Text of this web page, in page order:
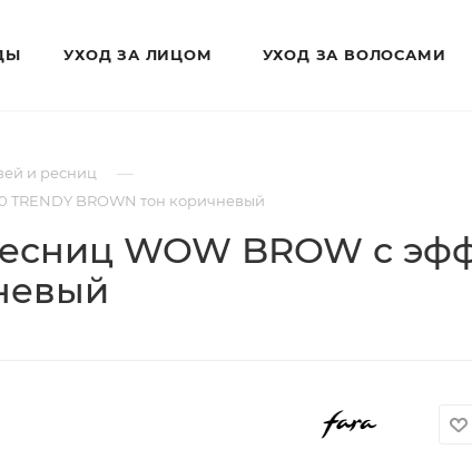
УХОД ЗА ЛИЦОМ УХОД ЗА ВОЛОСАМИ
и ресниц —
TRENDY BROWN тон коричневый
WOW BROW с